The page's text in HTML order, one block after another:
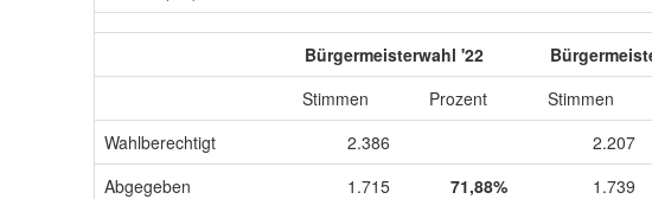
Bürgermeisterwahl '22
Stimmen
Prozent Stimmen
Wahlberechtigt
2.386 2.207
Abgegeben
1.715 71,88% 1.739